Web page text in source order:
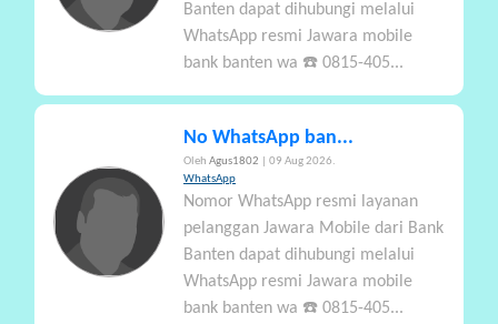
Banten dapat dihubungi melalui
WhatsApp resmi Jawara mobile
bank banten wa ☎️ 0815-405...
No WhatsApp ban...
Oleh Agus1802
| 09 Aug 2026.
WhatsApp
Nomor WhatsApp resmi layanan
pelanggan Jawara Mobile dari Bank
Banten dapat dihubungi melalui
WhatsApp resmi Jawara mobile
bank banten wa ☎️ 0815-405...